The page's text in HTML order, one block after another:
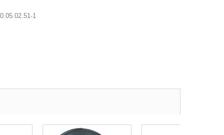
0.05.02.51-1